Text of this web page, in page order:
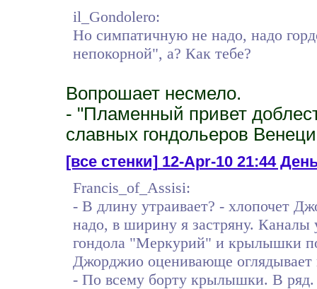
il_Gondolero:
Но симпатичную не надо, надо
непокорной", а? Как тебе?
Вопрошает несмело.
- "Пламенный привет
славных гондольеров
[все стенки]12-Apr-10 21:44
Francis_of_Assisi:
- В длину утраивает? - хлопочет
надо, в ширину я застряну.
гондола "Меркурий" и крылышки
Джорджио оценивающе
- По всему борту крылышки. В ряд.